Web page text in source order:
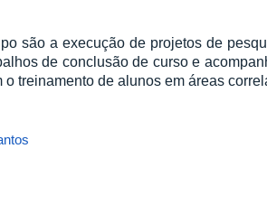
são a execução de projetos de
de conclusão de curso e
treinamento de alunos em áreas